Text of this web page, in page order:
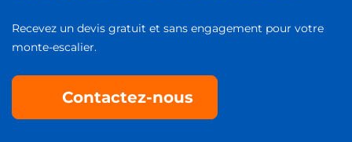
Recevez un devis gratuit et sans engagement pour votre
monte-escalier.
Contactez-nous